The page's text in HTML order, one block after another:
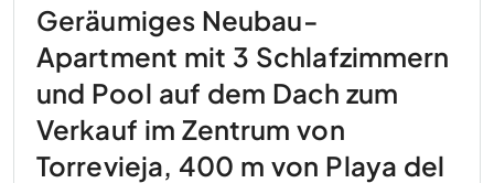
Geräumiges Neubau-
Apartment mit 3 Schlafzimmern
und Pool auf dem Dach zum
Verkauf im Zentrum von
Torrevieja, 400 m von Playa del